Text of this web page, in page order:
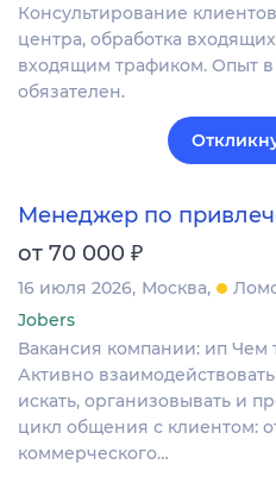
Консультирование
центра, обработка
входящим трафиком. Опыт в
обязателен.
Менеджер по
от 70 000 ₽
16 июля 2026 Москва
Jobers
Вакансия компании: ип Чем
Активно
искать, организовывать и
цикл общения с клиентом:
коммерческого…